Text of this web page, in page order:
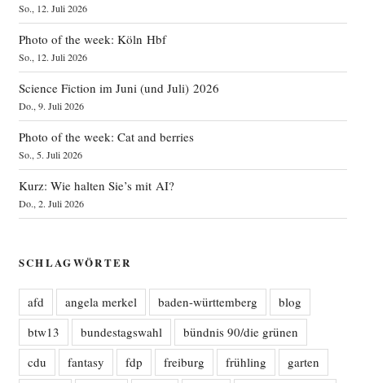
So., 12. Juli 2026
Photo of the week: Köln Hbf
So., 12. Juli 2026
Science Fiction im Juni (und Juli) 2026
Do., 9. Juli 2026
Photo of the week: Cat and berries
So., 5. Juli 2026
Kurz: Wie halten Sie’s mit AI?
Do., 2. Juli 2026
SCHLAGWÖRTER
afd angela merkel baden-württemberg
blog
btw13
bundestagswahl
bündnis 90/die grünen
cdu
fantasy fdp freiburg frühling
garten